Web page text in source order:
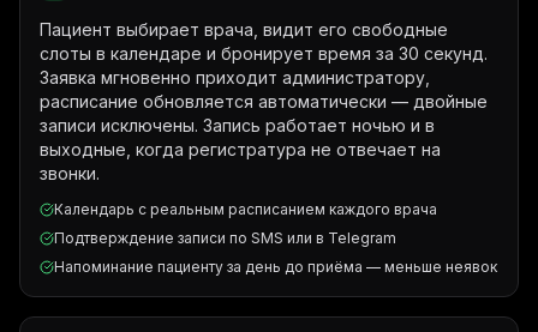
Пациент выбирает врача, видит его свободные
слоты в календаре и бронирует время за 30 секунд.
Заявка мгновенно приходит администратору,
расписание обновляется автоматически — двойные
записи исключены. Запись работает ночью и в
выходные, когда регистратура не отвечает на
звонки.
Календарь с реальным расписанием каждого врача
Подтверждение записи по SMS или в Telegram
Напоминание пациенту за день до приёма — меньше неявок